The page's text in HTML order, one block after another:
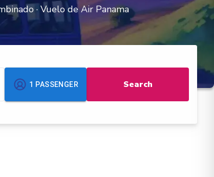
· Vuelo de Air Panama
1 PASSENGER Search